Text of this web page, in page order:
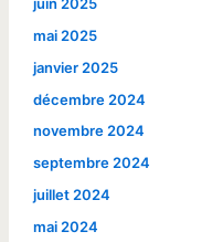
juin 2025
mai 2025
janvier 2025
décembre 2024
novembre 2024
septembre 2024
juillet 2024
mai 2024